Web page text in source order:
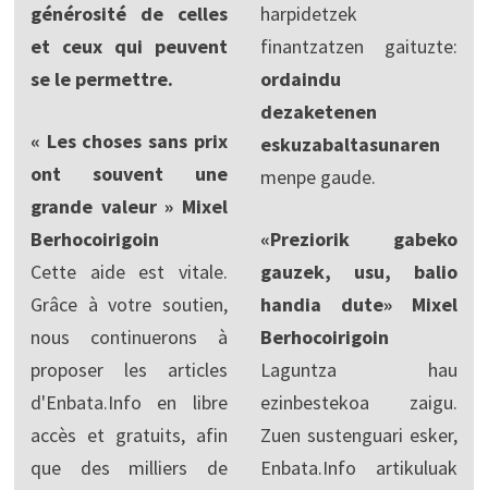
générosité de celles
et ceux qui peuvent
se le permettre.
« Les choses sans prix
ont souvent une
grande valeur » Mixel
Berhocoirigoin
Cette aide est vitale.
Grâce à votre soutien,
nous continuerons à
proposer les articles
d'Enbata.Info en libre
accès et gratuits, afin
que des milliers de
harpidetzek
finantzatzen gaituzte:
ordaindu
dezaketenen
eskuzabaltasunaren
menpe gaude.
«Preziorik gabeko
gauzek, usu, balio
handia dute» Mixel
Berhocoirigoin
Laguntza hau
ezinbestekoa zaigu.
Zuen sustenguari esker,
Enbata.Info artikuluak